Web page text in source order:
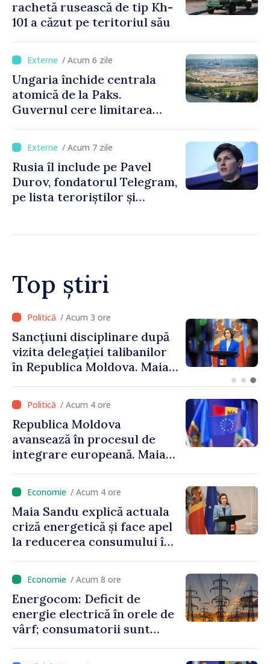
rachetă rusească de tip Kh-
101 a căzut pe teritoriul său
/ Acum 6 zile
Ungaria închide centrala
atomică de la Paks.
Guvernul cere limitarea
/ Acum 7 zile
Rusia îl include pe Pavel
Durov, fondatorul Telegram,
pe lista teroriștilor și
Top știri
/ Acum 3 ore
Sancțiuni disciplinare după
vizita delegației talibanilor
în Republica Moldova. Maia
oameni cu funcții înalte nu
cunosc politica statului”
/ Acum 4 ore
Republica Moldova
avansează în procesul de
integrare europeană. Maia
niciun stat”
/ Acum 4 ore
Maia Sandu explică actuala
criză energetică și face apel
la reducerea consumului în
putem menține prețurile la
un nivel mai mic”
/ Acum 8 ore
Energocom: Deficit de
energie electrică în orele de
vârf; consumatorii sunt